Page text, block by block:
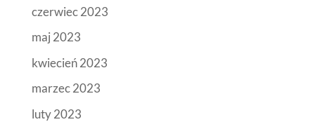
czerwiec 2023
maj 2023
kwiecień 2023
marzec 2023
luty 2023